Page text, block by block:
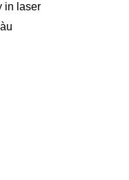
in laser